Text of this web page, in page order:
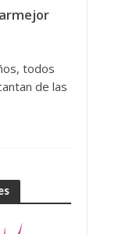
todos
de las